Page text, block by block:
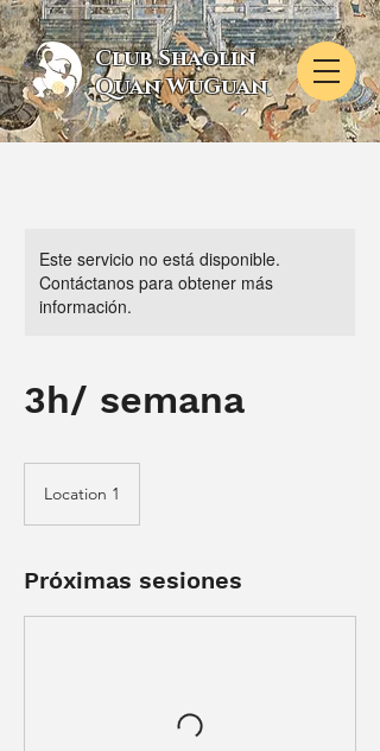
Club Shaolin
Quan WuGuan
Este servicio no está disponible.
Contáctanos para obtener más
información.
3h/ semana
Location 1
Próximas sesiones